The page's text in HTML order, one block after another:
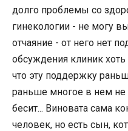
долго проблемы со
гинекологии - не могу
отчаяние - от него нет
обсуждения клиник хоть
что эту поддержку
раньше многое в нем не
бесит... Виновата сама
человек, но есть сын,